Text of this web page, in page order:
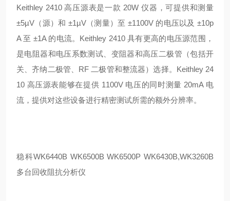
Keithley 2410 高压源表是一款 20W 仪器，可提供和测量
±5µV（源）和 ±1µV（测量）至 ±1100V 的电压以及 ±10p
A 至 ±1A 的电流。 Keithley 2410 具有更高的电压源范围，
是电阻器和电压系数测试、变阻器和高压二极管（包括开
关、齐纳二极管、RF 二极管和整流器）选择。 Keithley 24
10 高压源表能够在提供 1100V 电压的同时测量 20mA 电
流，提供对这些设备进行精密测试所需的额外分辨率。
稳科WK6440B WK6500B WK6500P WK6430B,WK3260B
多台回收阻抗分析仪